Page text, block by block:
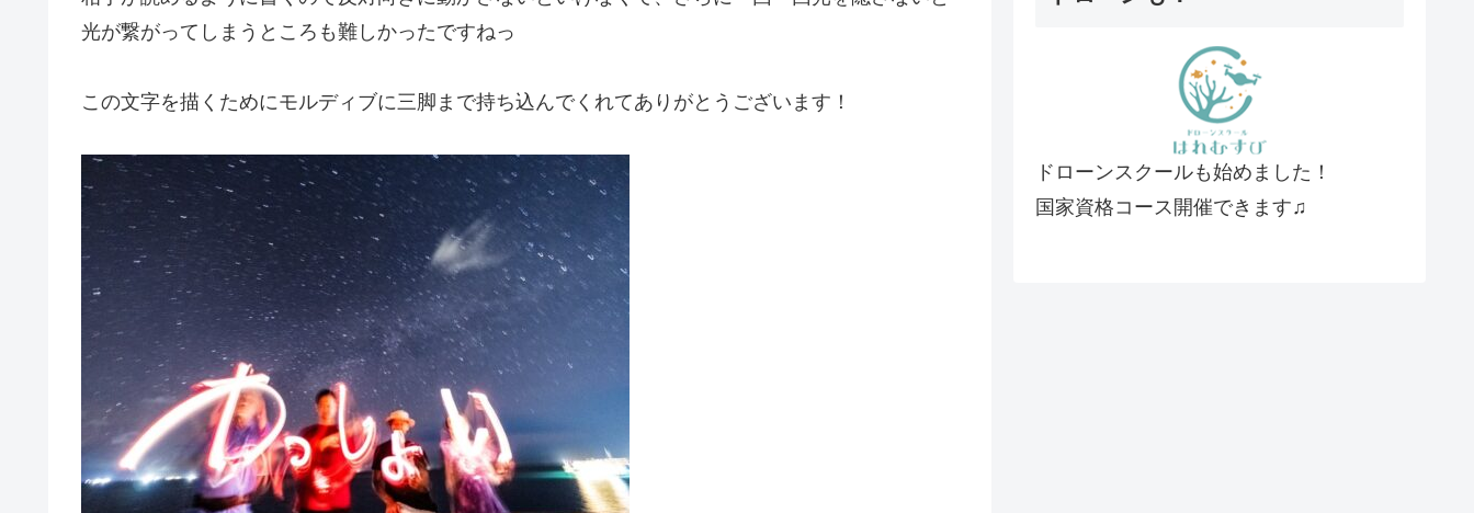
光が繋がってしまうところも難しかったですねっ
この文字を描くためにモルディブに三脚まで持ち込んでくれてありがとうございます！
ドローンスクールも始めました！
国家資格コース開催できます♫